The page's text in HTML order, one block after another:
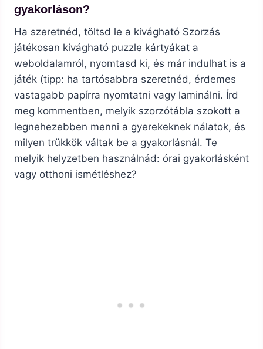
gyakorláson?
Ha szeretnéd, töltsd le a kivágható Szorzás
játékosan kivágható puzzle kártyákat a
weboldalamról, nyomtasd ki, és már indulhat is a
játék (tipp: ha tartósabbra szeretnéd, érdemes
vastagabb papírra nyomtatni vagy laminálni. Írd
meg kommentben, melyik szorzótábla szokott a
legnehezebben menni a gyerekeknek nálatok, és
milyen trükkök váltak be a gyakorlásnál. Te
melyik helyzetben használnád: órai gyakorlásként
vagy otthoni ismétléshez?